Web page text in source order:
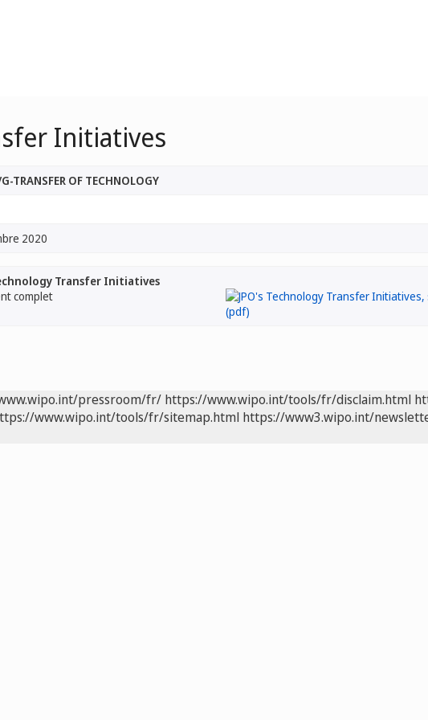
Initiatives
TRANSFER OF TECHNOLOGY
2020
Transfer Initiatives
complet
pressroom/fr/ https://www.wipo.int/tools/fr/disclaim.html
www.wipo.int/tools/fr/sitemap.html https://www3.wipo.int/